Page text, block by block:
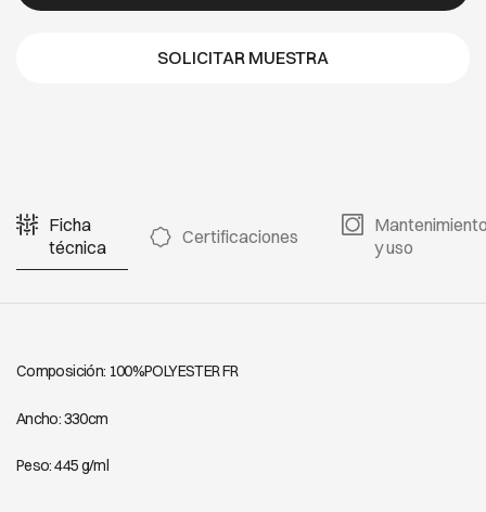
SOLICITAR MUESTRA
Ficha
técnica
Certificaciones
y uso
Composición: 100%POLYESTER FR
Ancho: 330cm
Peso: 445 g/ml